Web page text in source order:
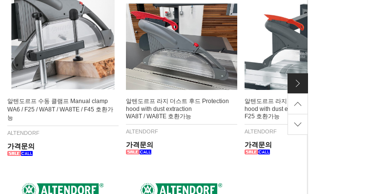
알텐도르프 수동 클램프 Manual clamp
WA6 / F25 / WA8T / WA8TE / F45 호환가
능
ALTENDORF
가격문의
알텐도르프 라지 더스트 후드 Protection
hood with dust extraction
WA8T / WA8TE 호환가능
ALTENDORF
가격문의
알텐도르프 라지 더스트 후드 Protection
hood with dust extraction
F25 호환가능
ALTENDORF
가격문의